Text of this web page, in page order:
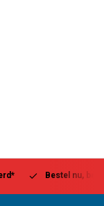
Bestel nu, betaal